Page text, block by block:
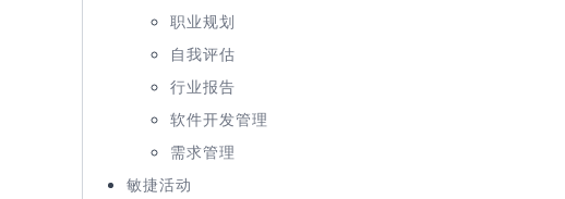
职业规划
自我评估
行业报告
软件开发管理
需求管理
敏捷活动